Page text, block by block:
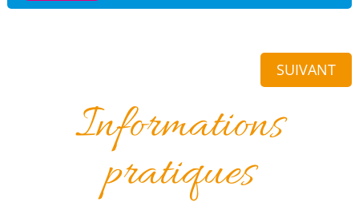
SUIVANT
Informations
pratiques